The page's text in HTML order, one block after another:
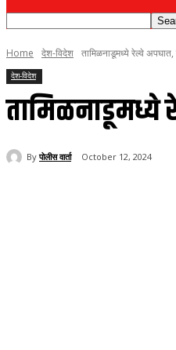
Home देश-विदेश तामिळनाडूमध्ये रेल्वे
देश-विदेश
तामिळनाडूमध्ये
By पोलीस वार्ता October 12, 2024